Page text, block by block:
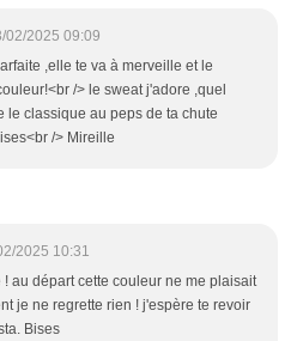
02/2025 09:09
,elle te va à merveille et le
/> le sweat j'adore ,quel
le classique au peps de ta chute
/> Mireille
2025 10:31
! au départ cette couleur ne me plaisait
je ne regrette rien ! j'espère te revoir
Bises